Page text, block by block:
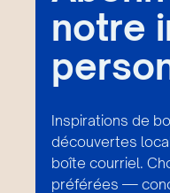
notre
Inspirations de
découvertes
boîte courriel.
préférées —